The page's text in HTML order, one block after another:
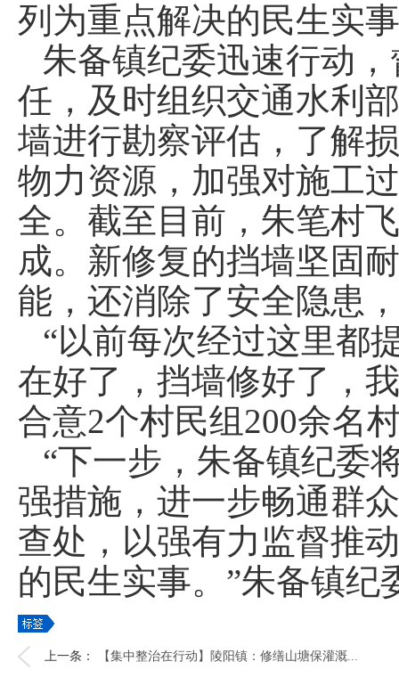
列为重点解决的民生实
朱备镇纪委迅速行动
任，及时组织交通水利
墙进行勘察评估，了解
物力资源，加强对施工
全。截至目前，朱笔村
成。新修复的挡墙坚固
能，还消除了安全隐患
“以前每次经过这里都
在好了，挡墙修好了，
合意2个村民组200余名
“下一步，朱备镇纪委
强措施，进一步畅通群
查处，以强有力监督推
的民生实事。”朱备镇纪
上一条： 【集中整治在行动】陵阳镇：修缮山塘保灌溉...